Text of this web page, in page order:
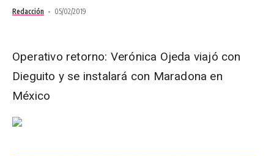
Redacción 05/02/2019
Operativo retorno: Verónica Ojeda viajó con
Dieguito y se instalará con Maradona en
México